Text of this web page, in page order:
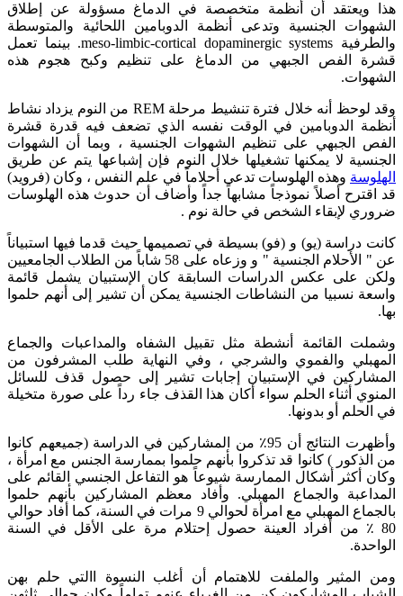
هذا ويعتقد أن أنظمة متخصصة في الدماغ مسؤولة عن إطلاق
الشهوات الجنسية وتدعى أنظمة الدوبامين اللحائية والمتوسطة
والطرفية meso-limbic-cortical dopaminergic systems. بينما تعمل
قشرة الفص الجبهي من الدماغ على تنظيم وكبح هجوم هذه
الشهوات.
وقد لوحظ أنه خلال فترة تنشيط مرحلة REM من النوم يزداد نشاط
أنظمة الدوبامين في الوقت نفسه الذي تضعف فيه قدرة قشرة
الفص الجبهي على تنظيم الشهوات الجنسية ، وبما أن الشهوات
الجنسية لا يمكنها تشغيلها خلال النوم فإن إشباعها يتم عن طريق
الهلوسة وهذه الهلوسات تدعى أحلاماً في علم النفس ، وكان (فرويد)
قد اقترح أصلاً نموذجاً مشابهاً جداً وأضاف أن حدوث هذه الهلوسات
ضروري لإبقاء الشخص في حالة نوم .
كانت دراسة (يو) و (فو) بسيطة في تصميمها حيث قدما فيها استبياناً
عن " الأحلام الجنسية " و وزعاه على 58 شاباً من الطلاب الجامعيين
ولكن على عكس الدراسات السابقة كان الإستبيان يشمل قائمة
واسعة نسبيا من النشاطات الجنسية يمكن أن تشير إلى أنهم حلموا
بها.
وشملت القائمة أنشطة مثل تقبيل الشفاه والمداعبات والجماع
المهبلي والفموي والشرجي ، وفي النهاية طلب المشرفون من
المشاركين في الإستبيان إجابات تشير إلى حصول قذف للسائل
المنوي أثناء الحلم سواء أكان هذا القذف جاء رداً على صورة متخيلة
في الحلم أو بدونها.
وأظهرت النتائج أن 95٪ من المشاركين في الدراسة (جميعهم كانوا
من الذكور ) كانوا قد تذكروا بأنهم حلموا بممارسة الجنس مع امرأة ،
وكان أكثر أشكال الممارسة شيوعاً هو التفاعل الجنسي القائم على
المداعبة والجماع المهبلي. وأفاد معظم المشاركين بأنهم حلموا
بالجماع المهبلي مع امرأة لحوالي 9 مرات في السنة، كما أفاد حوالي
80 ٪ من أفراد العينة حصول إحتلام مرة على الأقل في السنة
الواحدة.
ومن المثير والملفت للاهتمام أن أغلب النسوة االتي حلم بهن